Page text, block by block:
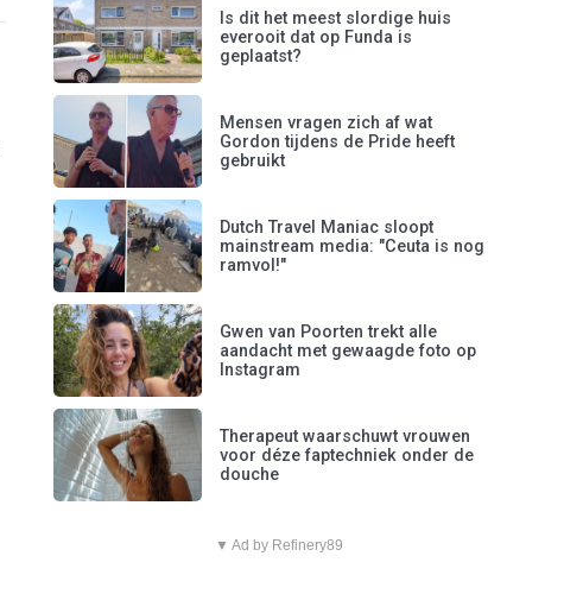
Is dit het meest slordige huis
everooit dat op Funda is
geplaatst?
Mensen vragen zich af wat
Gordon tijdens de Pride heeft
gebruikt
Dutch Travel Maniac sloopt
mainstream media: "Ceuta is nog
ramvol!"
Gwen van Poorten trekt alle
aandacht met gewaagde foto op
Instagram
Therapeut waarschuwt vrouwen
voor déze faptechniek onder de
douche
▼ Ad by Refinery89